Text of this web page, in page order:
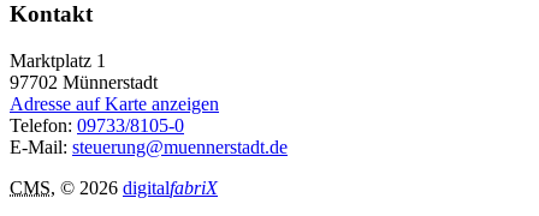
Kontakt
Marktplatz 1
97702 Münnerstadt
Adresse auf Karte anzeigen
Telefon: 09733/8105-0
E-Mail: steuerung@muennerstadt.de
CMS, © 2026 digitalfabriX